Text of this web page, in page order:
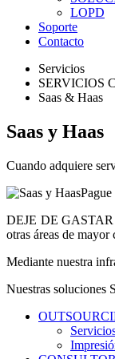
LOPD
Soporte
Contacto
Servicios
SERVICIOS
Saas & Haas
Saas y Haas
Cuando adquiere
DEJE DE GASTAR
otras áreas de
Mediante nuestra
Nuestras soluciones